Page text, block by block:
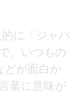
に「ジャバ
、いつもの
どが面白か
葉に意味が